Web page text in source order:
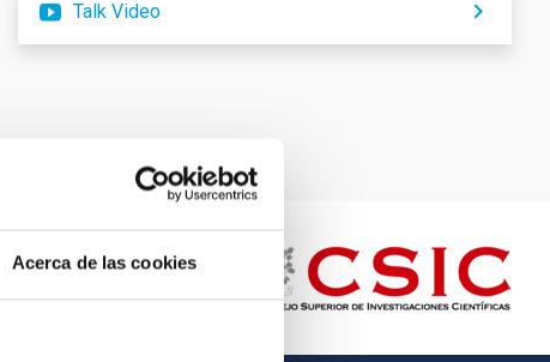
Acerca de las cookies
Talk Video